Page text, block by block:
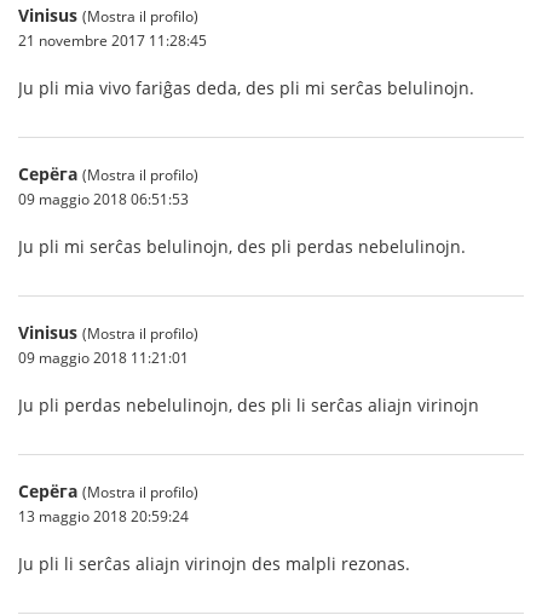
Vinisus (Mostra il profilo)
21 novembre 2017 11:28:45
Ju pli mia vivo fariĝas deda, des pli mi serĉas belulinojn.
Серёга (Mostra il profilo)
09 maggio 2018 06:51:53
Ju pli mi serĉas belulinojn, des pli perdas nebelulinojn.
Vinisus (Mostra il profilo)
09 maggio 2018 11:21:01
Ju pli perdas nebelulinojn, des pli li serĉas aliajn virinojn
Серёга (Mostra il profilo)
13 maggio 2018 20:59:24
Ju pli li serĉas aliajn virinojn des malpli rezonas.